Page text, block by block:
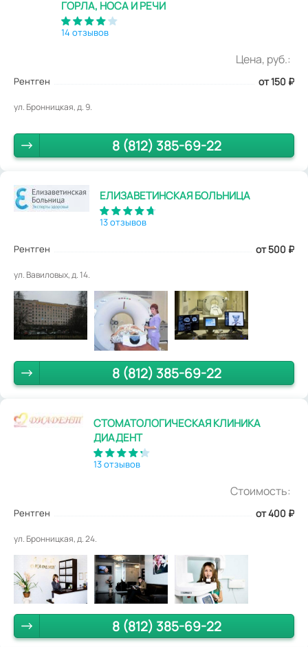
ГОРЛА, НОСА И РЕЧИ
14 отзывов
Цена, руб.:
Рентген от 150 ₽
ул. Бронницкая, д. 9.
8 (812) 385-69-22
ЕЛИЗАВЕТИНСКАЯ БОЛЬНИЦА
13 отзывов
Рентген от 500 ₽
ул. Вавиловых, д. 14.
8 (812) 385-69-22
СТОМАТОЛОГИЧЕСКАЯ КЛИНИКА
ДИАДЕНТ
13 отзывов
Стоимость:
Рентген от 400 ₽
ул. Бронницкая, д. 24.
8 (812) 385-69-22